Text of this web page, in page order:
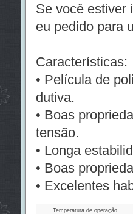
Se você estiver
eu pedido para
Características:
• Película de
dutiva.
• Boas
tensão.
• Longa
• Boas
• Excelentes
Temperatura de operação